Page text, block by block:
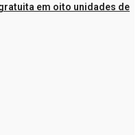
em oito unidades de